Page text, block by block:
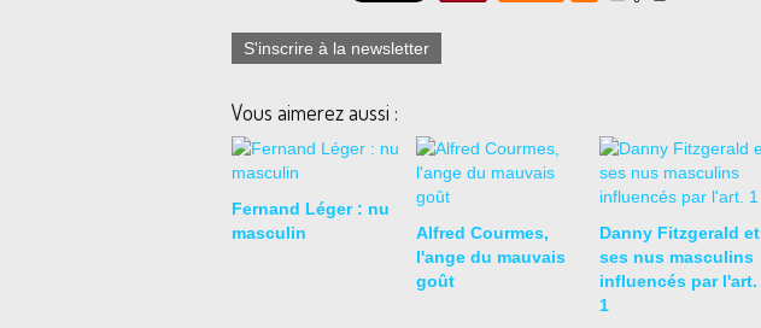
S'inscrire à la newsletter
Vous aimerez aussi :
Fernand Léger : nu
masculin
Alfred Courmes,
l'ange du mauvais
goût
Danny Fitzgerald et
ses nus masculins
influencés par l'art.
1